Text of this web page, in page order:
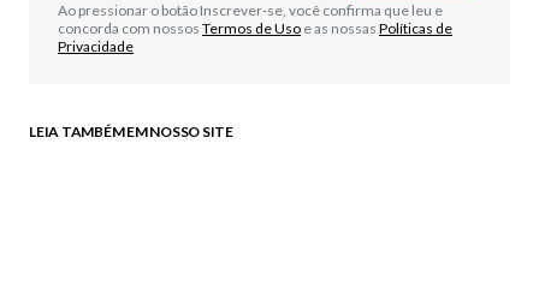
Ao pressionar o botão Inscrever-se, você confirma que leu e
concorda com nossos Termos de Uso e as nossas Políticas de
Privacidade
LEIA TAMBÉM EM NOSSO SITE